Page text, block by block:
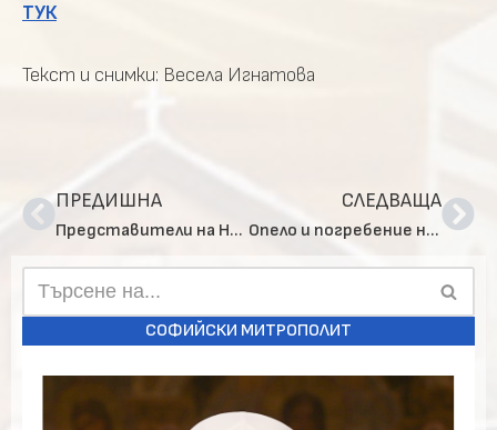
ТУК
Текст и снимки: Весела Игнатова
ПРЕДИШНА
Представители на Негово Светейшество посетиха Социално училище за ученици с нарушено зрение „Луи Брайл“ – София
СЛЕДВАЩА
Опело и погребение на монах Иларион Църногорски
СОФИЙСКИ МИТРОПОЛИТ